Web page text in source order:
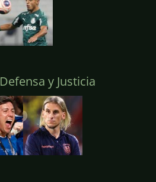
Defensa y Justicia